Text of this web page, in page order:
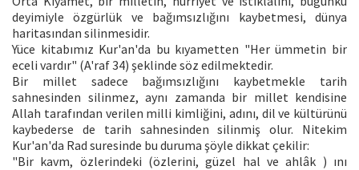
deyimiyle özgürlük ve bağımsızlığını kaybetmesi, dünya
haritasından silinmesidir.
Yüce kitabımız Kur'an'da bu kıyametten "Her ümmetin bir
eceli vardır" (A'raf 34) şeklinde söz edilmektedir.
Bir millet sadece bağımsızlığını kaybetmekle tarih
sahnesinden silinmez, aynı zamanda bir millet kendisine
Allah tarafından verilen milli kimliğini, adını, dil ve kültürünü
kaybederse de tarih sahnesinden silinmiş olur. Nitekim
Kur'an'da Rad suresinde bu duruma şöyle dikkat çekilir:
"Bir kavm, özlerindeki (özlerini, güzel hal ve ahlâk ) ını